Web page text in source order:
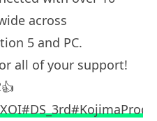
across
5 and PC.
all of your support!
#DS_3rd